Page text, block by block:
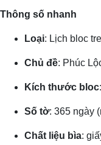
Thông số nhanh
Loại: Lịch bloc
Chủ đề: Phúc
Kích thước bloc:
Số tờ: 365 ngày
Chất liệu bìa: